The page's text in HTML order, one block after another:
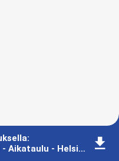
:
Von Daehnin katu pysäkki - Aikataulu - Helsingin seutu
󰇚